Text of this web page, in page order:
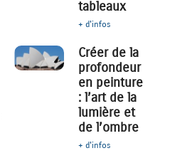
tableaux
+ d'infos
Créer de la
profondeur
en peinture
: l’art de la
lumière et
de l’ombre
+ d'infos